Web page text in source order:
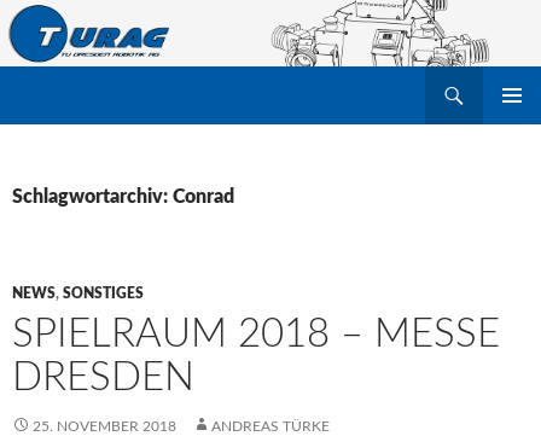
Schlagwortarchiv: Conrad
NEWS, SONSTIGES
SPIELRAUM 2018 – MESSE
DRESDEN
25. NOVEMBER 2018 ANDREAS TÜRKE